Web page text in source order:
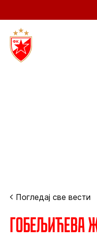
Погледај све вести
Гобељићева